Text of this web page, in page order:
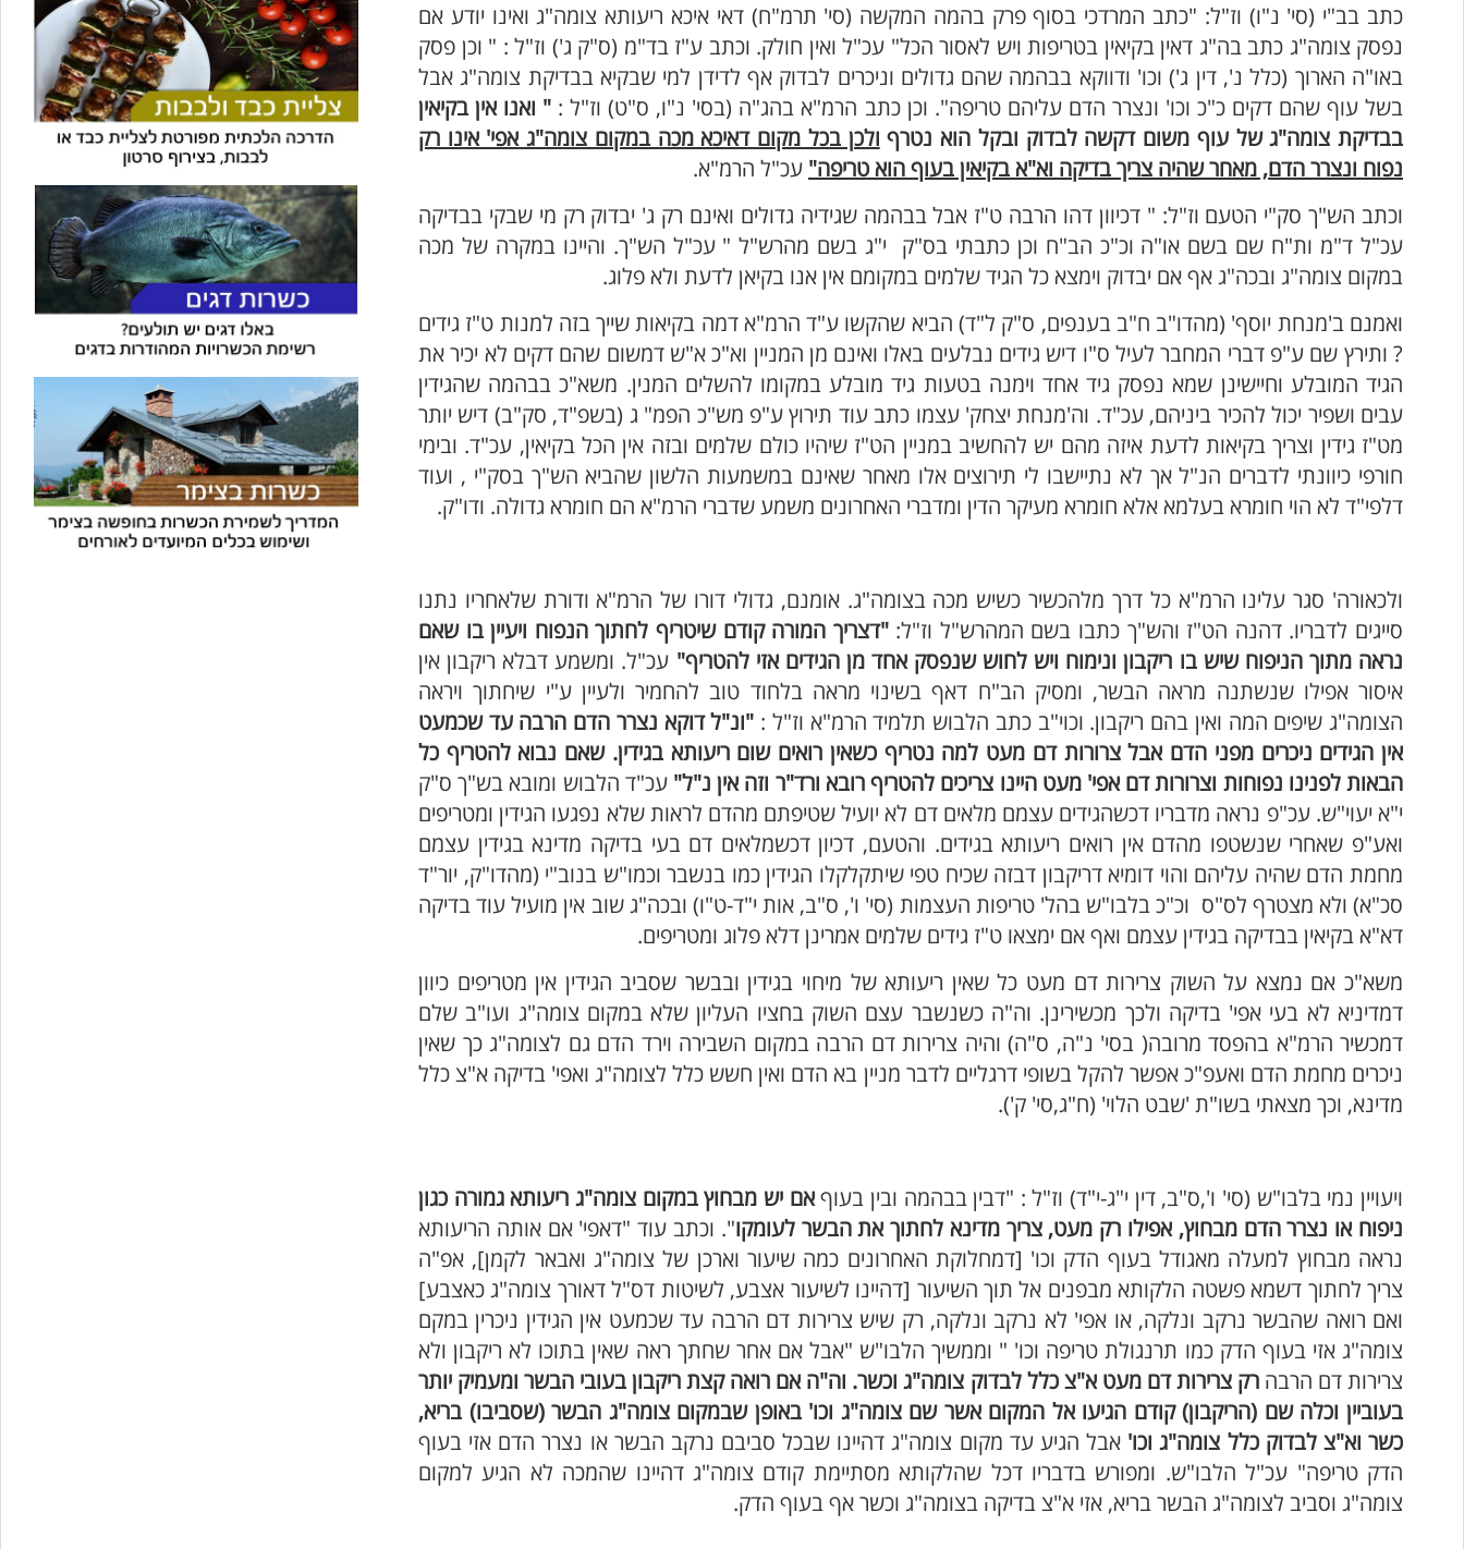
כתב בב"י (סי' נ"ו) וז"ל: "כתב המרדכי בסוף פרק בהמה המקשה (סי' תרמ"ח) דאי איכא ריעותא צומה"ג ואינו יודע אם
נפסק צומה"ג כתב בה"ג דאין בקיאין בטריפות ויש לאסור הכל" עכ"ל ואין חולק. וכתב ע"ז בד"מ (ס"ק ג') וז"ל : " וכן פסק
באו"ה הארוך (כלל נ', דין ג') וכו' ודווקא בבהמה שהם גדולים וניכרים לבדוק אף לדידן למי שבקיא בבדיקת צומה"ג אבל
בשל עוף שהם דקים כ"כ וכו' ונצרר הדם עליהם טריפה". וכן כתב הרמ"א בהג"ה (בסי' נ"ו, ס"ט) וז"ל : " ואנו אין בקיאין
בבדיקת צומה"ג של עוף משום דקשה לבדוק ובקל הוא נטרף ולכן בכל מקום דאיכא מכה במקום צומה"ג אפי' אינו רק
נפוח ונצרר הדם, מאחר שהיה צריך בדיקה וא"א בקיאין בעוף הוא טריפה" עכ"ל הרמ"א.
וכתב הש"ך סק"י הטעם וז"ל: " דכיוון דהו הרבה ט"ז אבל בבהמה שגידיה גדולים ואינם רק ג' יבדוק רק מי שבקי בבדיקה
עכ"ל ד"מ ות"ח שם בשם או"ה וכ"כ הב"ח וכן כתבתי בס"ק י"ג בשם מהרש"ל " עכ"ל הש"ך. והיינו במקרה של מכה
במקום צומה"ג ובכה"ג אף אם יבדוק וימצא כל הגיד שלמים במקומם אין אנו בקיאן לדעת ולא פלוג.
ואמנם ב'מנחת יוסף' (מהדו"ב ח"ב בענפים, ס"ק ל"ד) הביא שהקשו ע"ד הרמ"א דמה בקיאות שייך בזה למנות ט"ז גידים
? ותירץ שם ע"פ דברי המחבר לעיל ס"ו דיש גידים נבלעים באלו ואינם מן המניין וא"כ א"ש דמשום שהם דקים לא יכיר את
הגיד המובלע וחיישינן שמא נפסק גיד אחד וימנה בטעות גיד מובלע במקומו להשלים המנין. משא"כ בבהמה שהגידין
עבים ושפיר יכול להכיר ביניהם, עכ"ד. וה'מנחת יצחק' עצמו כתב עוד תירוץ ע"פ מש"כ הפמ" ג (בשפ"ד, סק"ב) דיש יותר
מט"ז גידין וצריך בקיאות לדעת איזה מהם יש להחשיב במניין הט"ז שיהיו כולם שלמים ובזה אין הכל בקיאין, עכ"ד. ובימי
חורפי כיוונתי לדברים הנ"ל אך לא נתיישבו לי תירוצים אלו מאחר שאינם במשמעות הלשון שהביא הש"ך בסק"י , ועוד
דלפי"ד לא הוי חומרא בעלמא אלא חומרא מעיקר הדין ומדברי האחרונים משמע שדברי הרמ"א הם חומרא גדולה. ודו"ק.
ולכאורה' סגר עלינו הרמ"א כל דרך מלהכשיר כשיש מכה בצומה"ג. אומנם, גדולי דורו של הרמ"א ודורת שלאחריו נתנו
סייגים לדבריו. דהנה הט"ז והש"ך כתבו בשם המהרש"ל וז"ל:"דצריך המורה קודם שיטריף לחתוך הנפוח ויעיין בו שאם
נראה מתוך הניפוח שיש בו ריקבון ונימוח ויש לחוש שנפסק אחד מן הגידים אזי להטריף" עכ"ל. ומשמע דבלא ריקבון אין
איסור אפילו שנשתנה מראה הבשר, ומסיק הב"ח דאף בשינוי מראה בלחוד טוב להחמיר ולעיין ע"י שיחתוך ויראה
הצומה"ג שיפים המה ואין בהם ריקבון. וכוי"ב כתב הלבוש תלמיד הרמ"א וז"ל : "ונ"ל דוקא נצרר הדם הרבה עד שכמעט
אין הגידים ניכרים מפני הדם אבל צרורות דם מעט למה נטריף כשאין רואים שום ריעותא בגידין. שאם נבוא להטריף כל
הבאות לפנינו נפוחות וצרורות דם אפי' מעט היינו צריכים להטריף רובא ורד"ר וזה אין נ"ל" עכ"ד הלבוש ומובא בש"ך ס"ק
י"א יעוי"ש. עכ"פ נראה מדבריו דכשהגידים עצמם מלאים דם לא יועיל שטיפתם מהדם לראות שלא נפגעו הגידין ומטריפים
ואע"פ שאחרי שנשטפו מהדם אין רואים ריעותא בגידים. והטעם, דכיון דכשמלאים דם בעי בדיקה מדינא בגידין עצמם
מחמת הדם שהיה עליהם והוי דומיא דריקבון דבזה שכיח טפי שיתקלקלו הגידין כמו בנשבר וכמו"ש בנוב"י (מהדו"ק, יור"ד
סכ"א) ולא מצטרף לס"ס וכ"כ בלבו"ש בהל' טריפות העצמות (סי' ו', ס"ב, אות י"ד-ט"ו) ובכה"ג שוב אין מועיל עוד בדיקה
דא"א בקיאין בבדיקה בגידין עצמם ואף אם ימצאו ט"ז גידים שלמים אמרינן דלא פלוג ומטריפים.
משא"כ אם נמצא על השוק צרירות דם מעט כל שאין ריעותא של מיחוי בגידין ובבשר שסביב הגידין אין מטריפים כיוון
דמדיניא לא בעי אפי' בדיקה ולכך מכשירינן. וה"ה כשנשבר עצם השוק בחציו העליון שלא במקום צומה"ג ועו"ב שלם
דמכשיר הרמ"א בהפסד מרובה( בסי' נ"ה, ס"ה) והיה צרירות דם הרבה במקום השבירה וירד הדם גם לצומה"ג כך שאין
ניכרים מחמת הדם ואעפ"כ אפשר להקל בשופי דרגליים לדבר מניין בא הדם ואין חשש כלל לצומה"ג ואפי' בדיקה א"צ כלל
מדינא, וכך מצאתי בשו"ת 'שבט הלוי' (ח"ג,סי' ק').
ויעויין נמי בלבו"ש (סי' ו',ס"ב, דין י"ג-י"ד) וז"ל : "דבין בבהמה ובין בעוףאם יש מבחוץ במקום צומה"ג ריעותא גמורה כגון
ניפוח או נצרר הדם מבחוץ, אפילו רק מעט, צריך מדינא לחתוך את הבשר לעומקו". וכתב עוד "דאפי' אם אותה הריעותא
נראה מבחוץ למעלה מאגודל בעוף הדק וכו' [דמחלוקת האחרונים כמה שיעור וארכן של צומה"ג ואבאר לקמן], אפ"ה
צריך לחתוך דשמא פשטה הלקותא מבפנים אל תוך השיעור [דהיינו לשיעור אצבע, לשיטות דס"ל דאורך צומה"ג כאצבע]
ואם רואה שהבשר נרקב ונלקה, או אפי' לא נרקב ונלקה, רק שיש צרירות דם הרבה עד שכמעט אין הגידין ניכרין במקם
צומה"ג אזי בעוף הדק כמו תרנגולת טריפה וכו' " וממשיך הלבו"ש "אבל אם אחר שחתך ראה שאין בתוכו לא ריקבון ולא
צרירות דם הרבהרק צרירות דם מעט א"צ כלל לבדוק צומה"ג וכשר. וה"ה אם רואה קצת ריקבון בעובי הבשר ומעמיק יותר
בעוביין וכלה שם (הריקבון) קודם הגיעו אל המקום אשר שם צומה"ג וכו' באופן שבמקום צומה"ג הבשר (שסביבו) בריא,
כשר וא"צ לבדוק כלל צומה"ג וכו' אבל הגיע עד מקום צומה"ג דהיינו שבכל סביבם נרקב הבשר או נצרר הדם אזי בעוף
הדק טריפה" עכ"ל הלבו"ש. ומפורש בדבריו דכל שהלקותא מסתיימת קודם צומה"ג דהיינו שהמכה לא הגיע למקום
צומה"ג וסביב לצומה"ג הבשר בריא, אזי א"צ בדיקה בצומה"ג וכשר אף בעוף הדק.